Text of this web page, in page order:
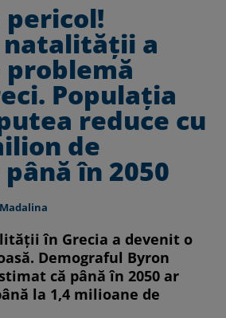
pericol!
natalității a
Populația
reduce cu
de
în 2050
în Grecia a devenit o
Demograful Byron
că până în 2050 ar
la 1,4 milioane de